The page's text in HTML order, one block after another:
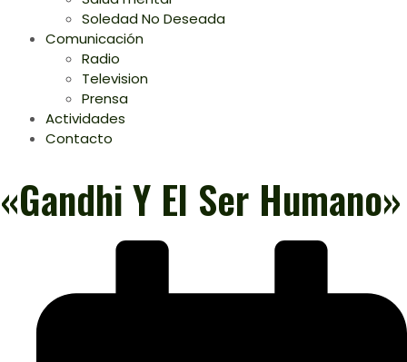
Soledad No Deseada
Comunicación
Radio
Television
Prensa
Actividades
Contacto
«Gandhi Y El Ser Humano»